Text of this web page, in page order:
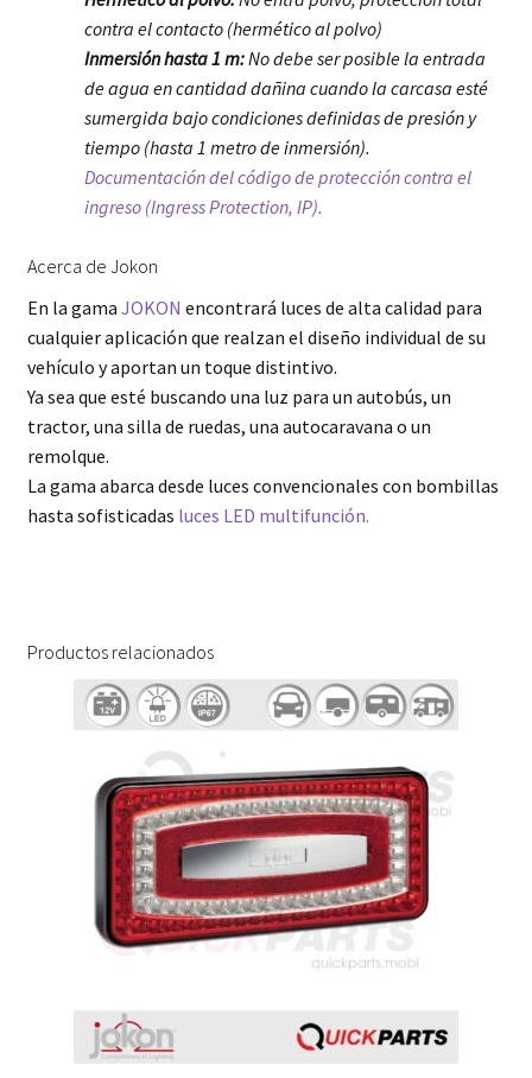
contra el contacto (hermético al polvo)
Inmersión hasta 1 m:No debe ser posible la entrada
de agua en cantidad dañina cuando la carcasa esté
sumergida bajo condiciones definidas de presión y
tiempo (hasta 1 metro de inmersión).
Documentación del código de protección contra el
ingreso (Ingress Protection, IP).
Acerca de Jokon
En la gama JOKON encontrará luces de alta calidad para
cualquier aplicación que realzan el diseño individual de su
vehículo y aportan un toque distintivo.
Ya sea que esté buscando una luz para un autobús, un
tractor, una silla de ruedas, una autocaravana o un
remolque.
La gama abarca desde luces convencionales con bombillas
hasta sofisticadas luces LED multifunción.
Productos relacionados